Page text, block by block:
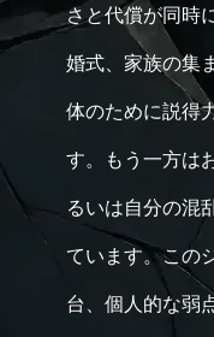
さと代償が同時
婚式、家族の集
体のために説得
す。もう一方は
るいは自分の混
ています。この
台、個人的な弱